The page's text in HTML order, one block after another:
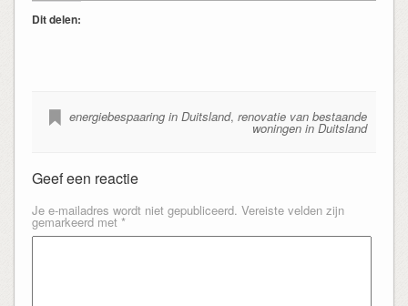
Dit delen:
energiebespaaring in Duitsland,renovatie van bestaande
woningen in Duitsland
Geef een reactie
Je e-mailadres wordt niet gepubliceerd. Vereiste velden zijn
gemarkeerd met *